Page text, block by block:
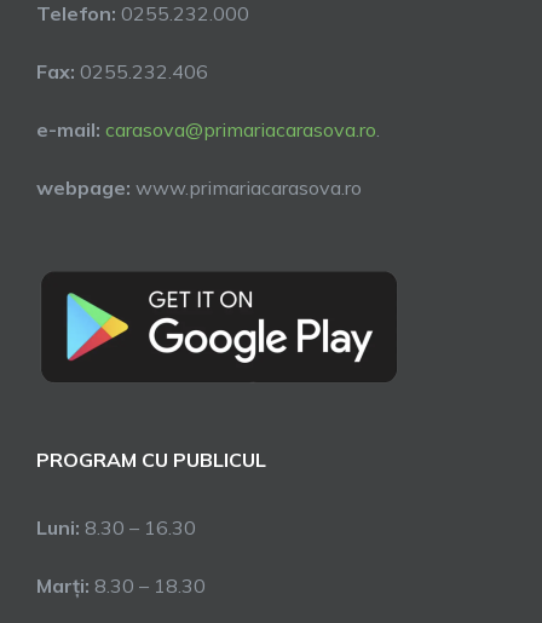
Telefon: 0255.232.000
Fax: 0255.232.406
e-mail: carasova@primariacarasova.ro.
webpage: www.primariacarasova.ro
PROGRAM CU PUBLICUL
Luni: 8.30 – 16.30
Marți: 8.30 – 18.30